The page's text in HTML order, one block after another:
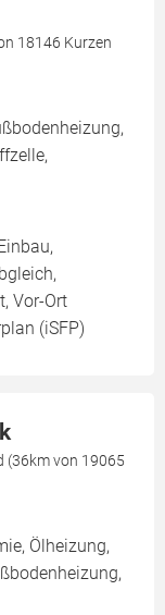
18146 Kurzen
Vor-Ort
(iSFP)
(36km von 19065
Ölheizung,